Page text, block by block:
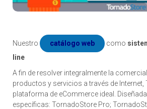
Nuestro catálogo web como
line
A fin de resolver integralmente la
productos y servicios a través de Internet,
plataforma de eCommerce ideal.
específicas: TornadoStore Pro;